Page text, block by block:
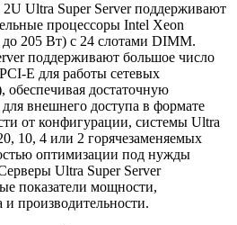
Ultra Super Server поддерживают
процессоры Intel Xeon
до 205 Вт) с 24 слотами DIMM.
поддерживают большое число
E для работы сетевых
достаточную
внешнего доступа в формате
от конфигурации, системы Ultra
10, 4 или 2 горячезаменяемых
оптимизации под нужды
Ultra Super Server
показатели мощности,
производительности.